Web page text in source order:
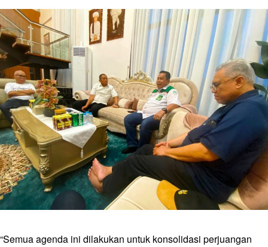
“Semua agenda ini dilakukan untuk konsolidasi perjuangan